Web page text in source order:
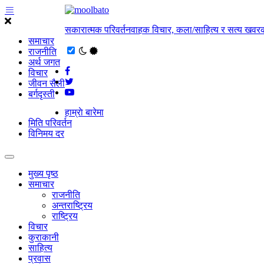
समाचार
राजनीति
अर्थ जगत
विचार
जीवन सैली
बर्गदृस्ती
सकारात्मक परिवर्तनवाहक विचार, कला/साहित्य र सत्य
हाम्राे बारेमा
मिति परिवर्तन
विनिमय दर
मुख्य पृष्ठ
समाचार
राजनीति
अन्तराष्ट्रिय
राष्ट्रिय
विचार
कुराकानी
साहित्य
प्रवास